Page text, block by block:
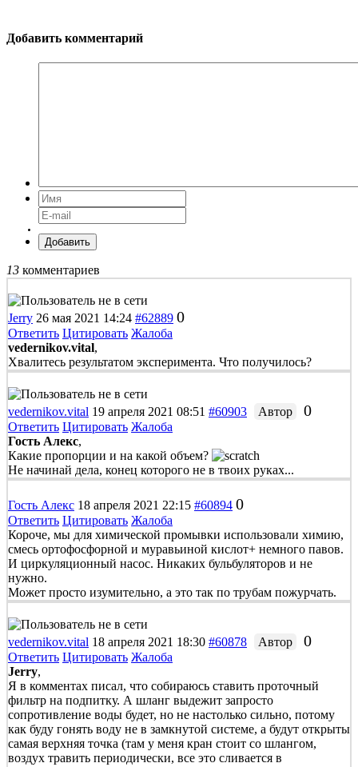
Добавить комментарий
Добавить
13 комментариев
Jerry 26 мая 2021 14:24 #62889 0
Ответить Цитировать Жалоба
vedernikov.vital,
Хвалитесь результатом эксперимента. Что получилось?
vedernikov.vital 19 апреля 2021 08:51 #60903 Автор 0
Ответить Цитировать Жалоба
Гость Алекс,
Какие пропорции и на какой объем?
Не начинай дела, конец которого не в твоих руках...
Гость Алекс 18 апреля 2021 22:15 #60894 0
Ответить Цитировать Жалоба
Короче, мы для химической промывки использовали химию,
смесь ортофосфорной и муравьиной кислот+ немного павов.
И циркуляционный насос. Никаких бульбуляторов и не
нужно.
Может просто изумительно, а это так по трубам пожурчать.
vedernikov.vital 18 апреля 2021 18:30 #60878 Автор 0
Ответить Цитировать Жалоба
Jerry,
Я в комментах писал, что собираюсь ставить проточный
фильтр на подпитку. А шланг выдежит запросто
сопротивление воды будет, но не настолько сильно, потому
как буду гонять воду не в замкнутой системе, а будут открыты
самая верхняя точка (там у меня кран стоит со шлангом,
воздух травить периодически, все это сливается в